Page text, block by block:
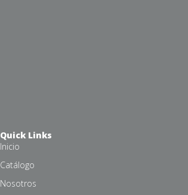
Quick Links
Inicio
Catálogo
Nosotros